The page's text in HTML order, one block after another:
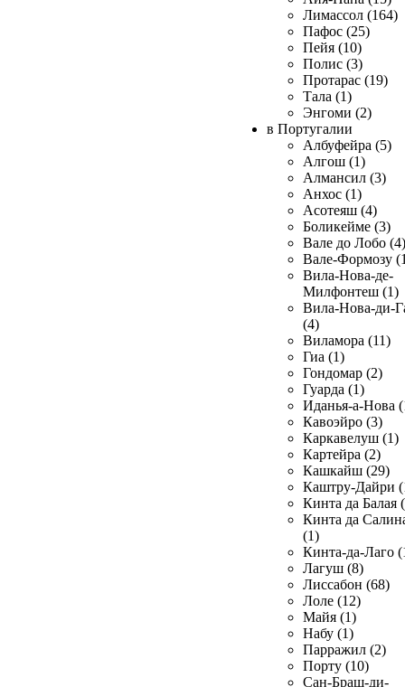
Лимассол (164)
Пафос (25)
Пейя (10)
Полис (3)
Протарас (19)
Тала (1)
Энгоми (2)
в Португалии
Албуфейра (5)
Алгош (1)
Алмансил (3)
Анхос (1)
Асотеяш (4)
Боликейме (3)
Вале до Лобо (4)
Вале-Формозу
Вила-Нова-де-
Милфонтеш (1)
Вила-Нова-ди-
(4)
Виламора (11)
Гиа (1)
Гондомар (2)
Гуарда (1)
Иданья-а-Нова
Кавоэйро (3)
Каркавелуш (1)
Картейра (2)
Кашкайш (29)
Каштру-Дайри
Кинта да Балая
Кинта да
(1)
Кинта-да-Лаго
Лагуш (8)
Лиссабон (68)
Лоле (12)
Майя (1)
Набу (1)
Парражил (2)
Порту (10)
Сан-Браш-ди-